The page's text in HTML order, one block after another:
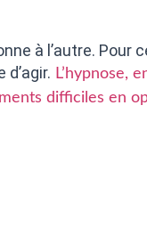
à l’autre. Pour
L’hypnose,
difficiles en